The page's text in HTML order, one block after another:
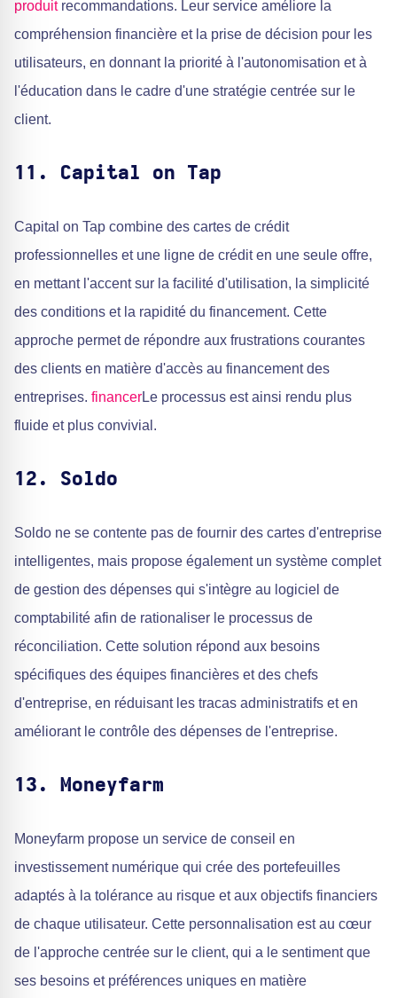
produitrecommandations. Leur service améliore la
compréhension financière et la prise de décision pour les
utilisateurs, en donnant la priorité à l'autonomisation et à
l'éducation dans le cadre d'une stratégie centrée sur le
client.
11. Capital on Tap
Capital on Tap combine des cartes de crédit
professionnelles et une ligne de crédit en une seule offre,
en mettant l'accent sur la facilité d'utilisation, la simplicité
des conditions et la rapidité du financement. Cette
approche permet de répondre aux frustrations courantes
des clients en matière d'accès au financement des
entreprises. financerLe processus est ainsi rendu plus
fluide et plus convivial.
12. Soldo
Soldo ne se contente pas de fournir des cartes d'entreprise
intelligentes, mais propose également un système complet
de gestion des dépenses qui s'intègre au logiciel de
comptabilité afin de rationaliser le processus de
réconciliation. Cette solution répond aux besoins
spécifiques des équipes financières et des chefs
d'entreprise, en réduisant les tracas administratifs et en
améliorant le contrôle des dépenses de l'entreprise.
13. Moneyfarm
Moneyfarm propose un service de conseil en
investissement numérique qui crée des portefeuilles
adaptés à la tolérance au risque et aux objectifs financiers
de chaque utilisateur. Cette personnalisation est au cœur
de l'approche centrée sur le client, qui a le sentiment que
ses besoins et préférences uniques en matière